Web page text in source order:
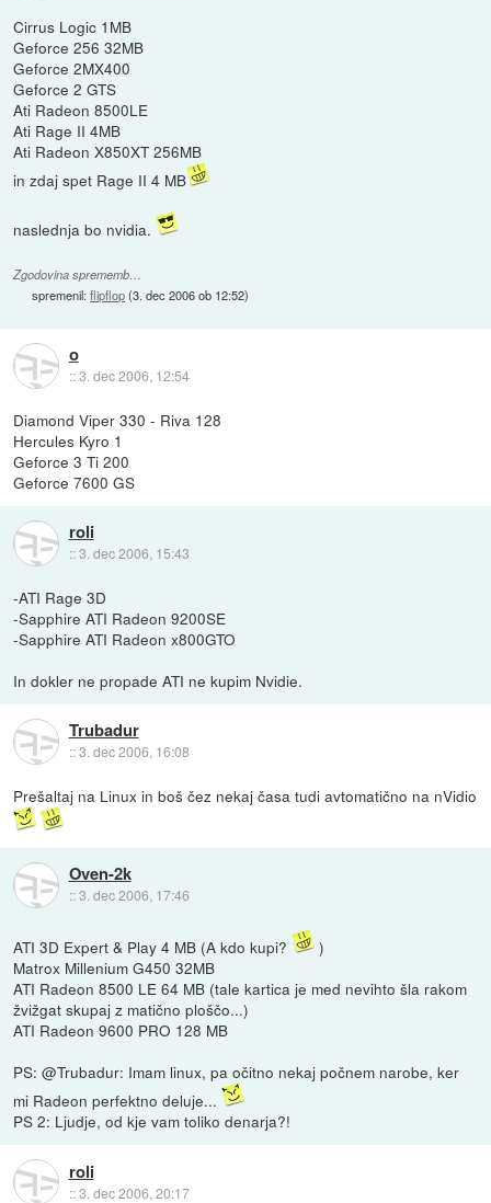
Cirrus Logic 1MB
Geforce 256 32MB
Geforce 2MX400
Geforce 2 GTS
Ati Radeon 8500LE
Ati Rage II 4MB
Ati Radeon X850XT 256MB
in zdaj spet Rage II 4 MB
naslednja bo nvidia.
Zgodovina sprememb…
spremenil:flipflop(3. dec 2006 ob 12:52)
o
::3. dec 2006, 12:54
Diamond Viper 330 - Riva 128
Hercules Kyro 1
Geforce 3 Ti 200
Geforce 7600 GS
roli
::3. dec 2006, 15:43
-ATI Rage 3D
-Sapphire ATI Radeon 9200SE
-Sapphire ATI Radeon x800GTO
In dokler ne propade ATI ne kupim Nvidie.
Trubadur
::3. dec 2006, 16:08
Prešaltaj na Linux in boš čez nekaj časa tudi avtomatično na nVidio
Oven-2k
::3. dec 2006, 17:46
ATI 3D Expert & Play 4 MB (A kdo kupi?
)
Matrox Millenium G450 32MB
ATI Radeon 8500 LE 64 MB (tale kartica je med nevihto šla rakom
žvižgat skupaj z matično ploščo...)
ATI Radeon 9600 PRO 128 MB
PS: @Trubadur: Imam linux, pa očitno nekaj počnem narobe, ker
mi Radeon perfektno deluje...
PS 2: Ljudje, od kje vam toliko denarja?!
roli
::3. dec 2006, 20:17